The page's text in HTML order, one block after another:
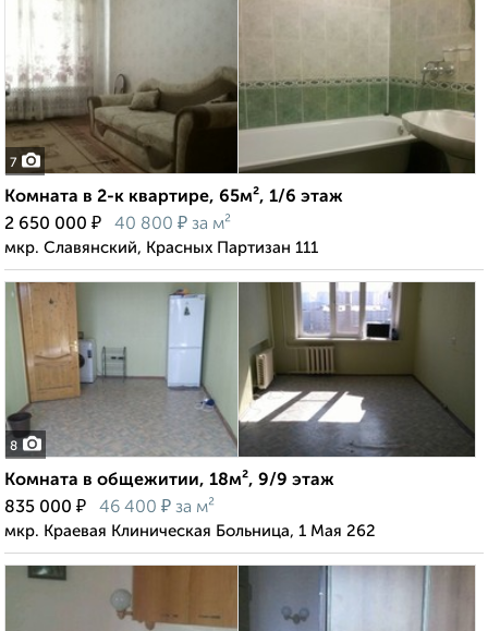
7
Комната в 2-к квартире, 65м², 1/6 этаж
2 650 000 ₽ 40 800 ₽ за м²
мкр. Славянский, Красных Партизан 111
8
Комната в общежитии, 18м², 9/9 этаж
835 000 ₽ 46 400 ₽ за м²
мкр. Краевая Клиническая Больница, 1 Мая 262